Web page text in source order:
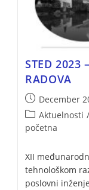
STED 2023
RADOVA
December
Aktuelnosti /
početna
XII
tehnološkom
poslovni